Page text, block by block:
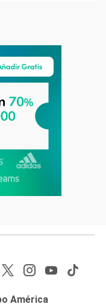
América